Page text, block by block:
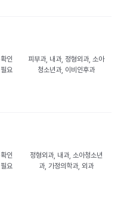
확인
필요
피부과, 내과, 정형외과, 소아
청소년과, 이비인후과
확인
필요
정형외과, 내과, 소아청소년
과, 가정의학과, 외과